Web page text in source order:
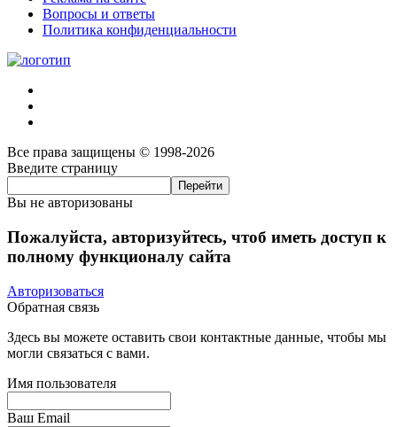
Вопросы и ответы
Политика конфиденциальности
Все права защищены © 1998-2026
Введите страницу
Вы не авторизованы
Пожалуйста, авторизуйтесь, чтоб иметь доступ к
полному функционалу сайта
Авторизоваться
Обратная связь
Здесь вы можете оставить свои контактные данные, чтобы мы
могли связаться с вами.
Имя пользователя
Ваш Email